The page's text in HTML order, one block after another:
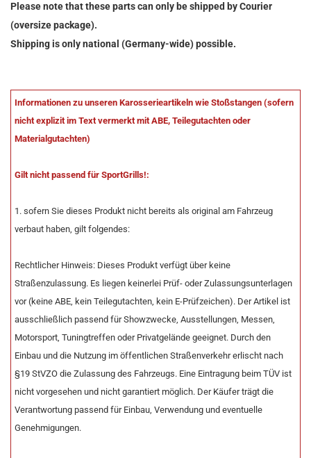
Please note that these parts can only be shipped by Courier
(oversize package).
Shipping is only national (Germany-wide) possible.
Informationen zu unseren Karosserieartikeln wie Stoßstangen (sofern
nicht explizit im Text vermerkt mit ABE, Teilegutachten oder
Materialgutachten)
Gilt nicht passend für SportGrills!:
1. sofern Sie dieses Produkt nicht bereits als original am Fahrzeug
verbaut haben, gilt folgendes:
Rechtlicher Hinweis: Dieses Produkt verfügt über keine
Straßenzulassung. Es liegen keinerlei Prüf- oder Zulassungsunterlagen
vor (keine ABE, kein Teilegutachten, kein E-Prüfzeichen). Der Artikel ist
ausschließlich passend für Showzwecke, Ausstellungen, Messen,
Motorsport, Tuningtreffen oder Privatgelände geeignet. Durch den
Einbau und die Nutzung im öffentlichen Straßenverkehr erlischt nach
§19 StVZO die Zulassung des Fahrzeugs. Eine Eintragung beim TÜV ist
nicht vorgesehen und nicht garantiert möglich. Der Käufer trägt die
Verantwortung passend für Einbau, Verwendung und eventuelle
Genehmigungen.